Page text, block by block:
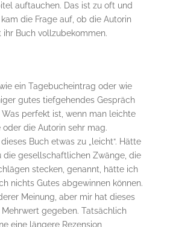
auftauchen. Das ist zu oft und
die Frage auf, ob die Autorin
Buch vollzubekommen.
ein Tagebucheintrag oder wie
gutes tiefgehendes Gespräch
Was perfekt ist, wenn man leichte
die Autorin sehr mag.
Buch etwas zu „leicht“. Hätte
die gesellschaftlichen Zwänge, die
stecken, genannt, hätte ich
nichts Gutes abgewinnen können.
Meinung, aber mir hat dieses
Mehrwert gegeben. Tatsächlich
eine längere Rezension